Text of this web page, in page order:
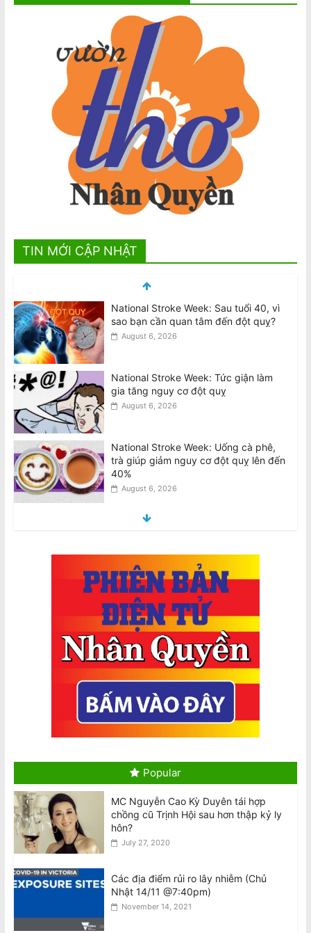
TIN MỚI CẬP NHẬT
National Stroke Week: Sau tuổi 40, vì
sao bạn cần quan tâm đến đột quỵ?
August 6, 2026
National Stroke Week: Tức giận làm
gia tăng nguy cơ đột quỵ
August 6, 2026
National Stroke Week: Uống cà phê,
trà giúp giảm nguy cơ đột quỵ lên đến
40%
August 6, 2026
Tri ân người hùng Văn Việt Trương:
August 6, 2026
Tributes for hero Van Viet Truong:
Grocery shop owner dies from injuries
suffered in teen group bashing
August 6, 2026
Biểu Tình Phản Đối Chuyến Công Du
của Tô Lâm tại Úc, T.Bảy 8/8 @2pm
trước Tòa Nhà Quốc Hội VIC
August 7, 2026
Chủ Tịch Nhà Nước CSVN Tô Lâm
Đến Úc Châu
Chuyến thăm Úc của Tổng Bí thư kiêm
Chủ tịch Đảng Cộng Sản Việt Nam
Visit to Australia by the General
Secretary and President of the
Popular
MC Nguyễn Cao Kỳ Duyên tái hợp
chồng cũ Trịnh Hội sau hơn thập kỷ ly
hôn?
July 27, 2020
Các địa điểm rủi ro lây nhiễm (Chủ
Nhật 14/11 @7:40pm)
November 14, 2021